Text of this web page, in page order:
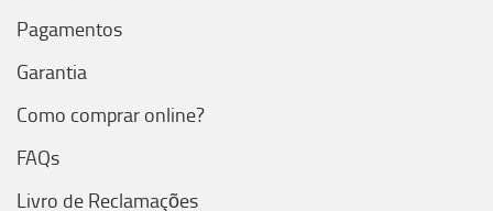
Pagamentos
Garantia
Como comprar online?
FAQs
Livro de Reclamações